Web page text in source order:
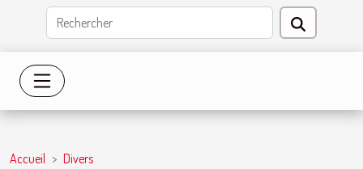
Accueil
Divers